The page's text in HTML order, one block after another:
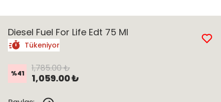
Diesel Fuel For Life Edt 75 Ml
Tükeniyor
%41 1,785.00 ₺
1,059.00 ₺